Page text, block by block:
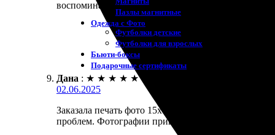
Пазлы магнитные
Одежда с Фото
Футболки детские
Футболки для взрослых
Бьюти-боксы
Подарочные сертификаты
воспоминания!
Дана : ★ ★ ★ ★ ★
02.06.2025
Заказала печать фото 15х15, и осталась очень
проблем. Фотографии пришли в срок, качество